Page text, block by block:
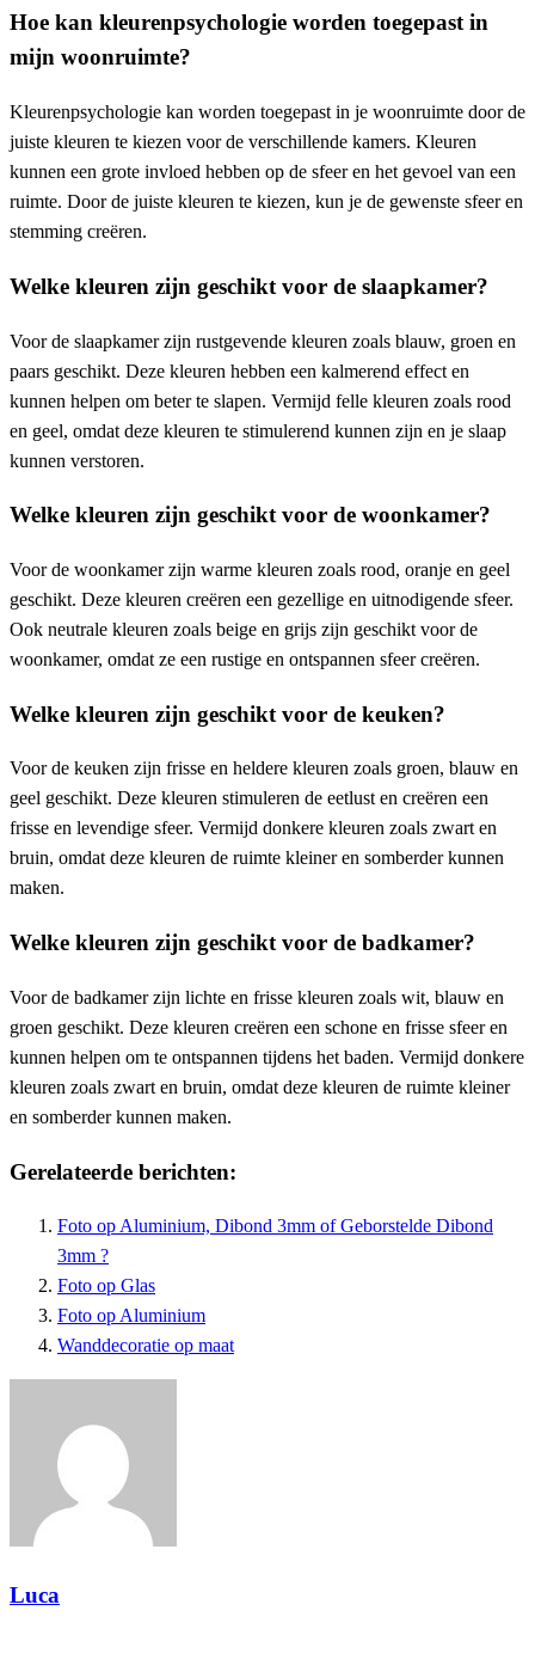
Hoe kan kleurenpsychologie worden toegepast in
mijn woonruimte?
Kleurenpsychologie kan worden toegepast in je woonruimte door de
juiste kleuren te kiezen voor de verschillende kamers. Kleuren
kunnen een grote invloed hebben op de sfeer en het gevoel van een
ruimte. Door de juiste kleuren te kiezen, kun je de gewenste sfeer en
stemming creëren.
Welke kleuren zijn geschikt voor de slaapkamer?
Voor de slaapkamer zijn rustgevende kleuren zoals blauw, groen en
paars geschikt. Deze kleuren hebben een kalmerend effect en
kunnen helpen om beter te slapen. Vermijd felle kleuren zoals rood
en geel, omdat deze kleuren te stimulerend kunnen zijn en je slaap
kunnen verstoren.
Welke kleuren zijn geschikt voor de woonkamer?
Voor de woonkamer zijn warme kleuren zoals rood, oranje en geel
geschikt. Deze kleuren creëren een gezellige en uitnodigende sfeer.
Ook neutrale kleuren zoals beige en grijs zijn geschikt voor de
woonkamer, omdat ze een rustige en ontspannen sfeer creëren.
Welke kleuren zijn geschikt voor de keuken?
Voor de keuken zijn frisse en heldere kleuren zoals groen, blauw en
geel geschikt. Deze kleuren stimuleren de eetlust en creëren een
frisse en levendige sfeer. Vermijd donkere kleuren zoals zwart en
bruin, omdat deze kleuren de ruimte kleiner en somberder kunnen
maken.
Welke kleuren zijn geschikt voor de badkamer?
Voor de badkamer zijn lichte en frisse kleuren zoals wit, blauw en
groen geschikt. Deze kleuren creëren een schone en frisse sfeer en
kunnen helpen om te ontspannen tijdens het baden. Vermijd donkere
kleuren zoals zwart en bruin, omdat deze kleuren de ruimte kleiner
en somberder kunnen maken.
Gerelateerde berichten:
Foto op Aluminium, Dibond 3mm of Geborstelde Dibond
3mm ?
Foto op Glas
Foto op Aluminium
Wanddecoratie op maat
Luca